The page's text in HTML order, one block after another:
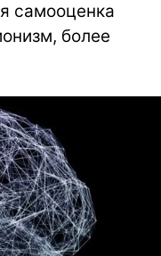
самооценка
более